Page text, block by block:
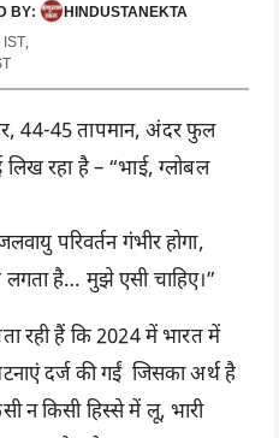
BY:
HINDUSTANEKTA
44-45 तापमान, अंदर फुल
रहा है – “भाई, ग्लोबल
परिवर्तन गंभीर होगा,
है… मुझे एसी चाहिए।”
रही हैं कि 2024 में भारत में
दर्ज की गईं जिसका अर्थ है
न किसी हिस्से में लू, भारी